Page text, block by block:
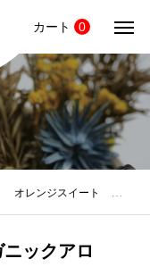
カート 0
オレンジスイート オーガニックアロマオイル 5ml
ックアロ